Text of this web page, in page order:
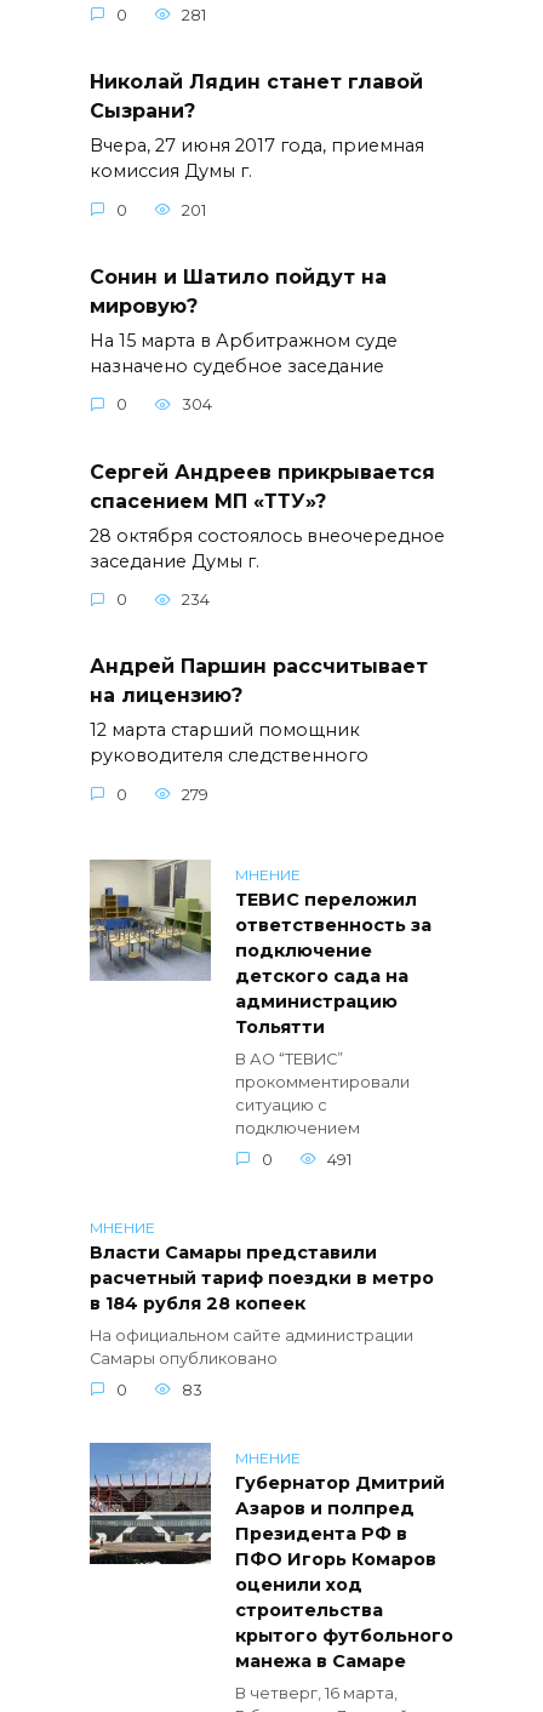
0 281
Николай Лядин станет главой
Сызрани?
Вчера, 27 июня 2017 года, приемная
комиссия Думы г.
0 201
Сонин и Шатило пойдут на
мировую?
На 15 марта в Арбитражном суде
назначено судебное заседание
0 304
Сергей Андреев прикрывается
спасением МП «ТТУ»?
28 октября состоялось внеочередное
заседание Думы г.
0 234
Андрей Паршин рассчитывает
на лицензию?
12 марта старший помощник
руководителя следственного
0 279
МНЕНИЕ
ТЕВИС переложил
ответственность за
подключение
детского сада на
администрацию
Тольятти
В АО “ТЕВИС”
прокомментировали
ситуацию с
подключением
0
491
МНЕНИЕ
Власти Самары представили
расчетный тариф поездки в метро
в 184 рубля 28 копеек
На официальном сайте администрации
Самары опубликовано
0
83
МНЕНИЕ
Губернатор Дмитрий
Азаров и полпред
Президента РФ в
ПФО Игорь Комаров
оценили ход
строительства
крытого футбольного
манежа в Самаре
В четверг, 16 марта,